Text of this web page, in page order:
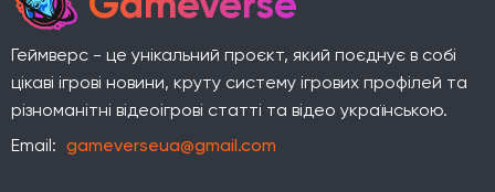
Геймверс - це унікальний проєкт, який поєднує в собі
цікаві ігрові новини, круту систему ігрових профілей та
різноманітні відеоігрові статті та відео українською.
Email: gameverseua@gmail.com